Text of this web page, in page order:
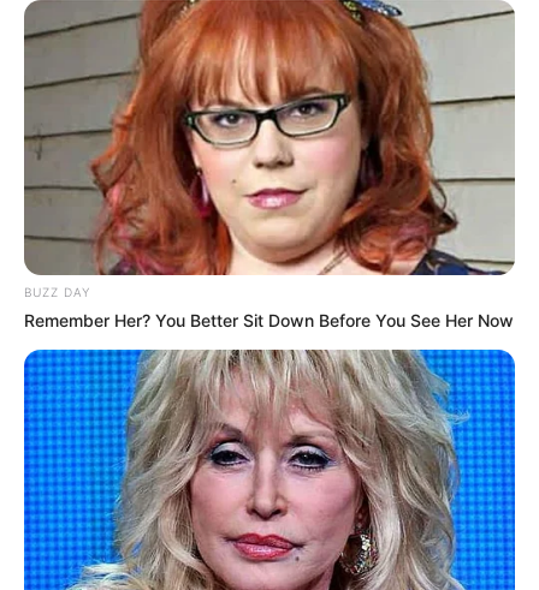
BUZZ DAY
Remember Her? You Better Sit Down Before You See Her Now